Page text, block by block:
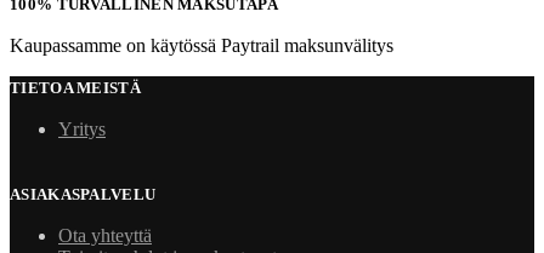
100% TURVALLINEN MAKSUTAPA
Kaupassamme on käytössä Paytrail maksunvälitys
TIETOA MEISTÄ
Yritys
ASIAKASPALVELU
Ota yhteyttä